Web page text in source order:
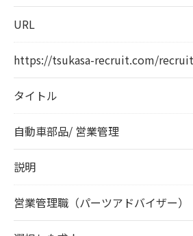
られた場合を除き、
ません。
＜個人情報の委託について＞
当社では、利用目的の達成に必要
個人情報を外部に委託する場合が
これらの委託先に対しては個人情
URL
https://tsukasa-recruit.com/
タイトル
自動車部品/ 営業管理
説明
営業管理職（パーツアドバイザー）